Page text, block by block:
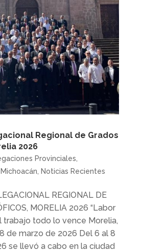
Regional de Grados
2026
Provinciales,
Michoacán, Noticias Recientes
REGIONAL DE
MORELIA 2026 “Labor
trabajo todo lo vence Morelia,
de marzo de 2026 Del 6 al 8
se llevó a cabo en la ciudad